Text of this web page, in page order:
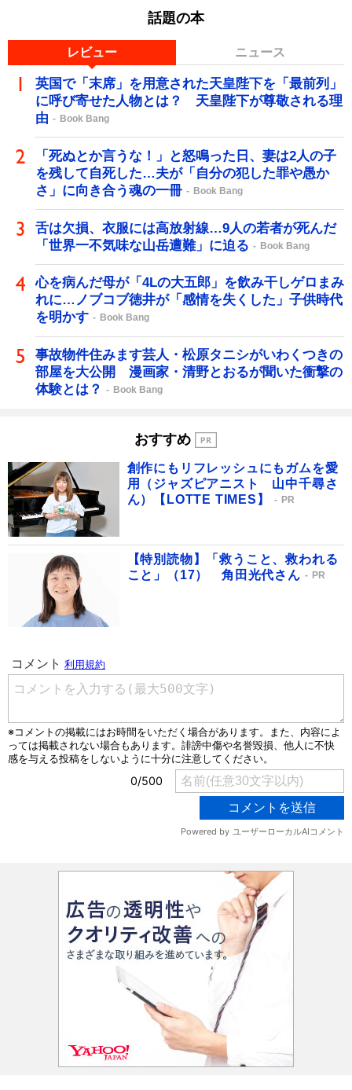
話題の本
レビュー ニュース
英国で「末席」を用意された天皇陛下を「最前列」
に呼び寄せた人物とは？ 天皇陛下が尊敬される理
由
Book Bang
「死ぬとか言うな！」と怒鳴った日、妻は2人の子
を残して自死した…夫が「自分の犯した罪や愚か
さ」に向き合う魂の一冊
Book Bang
舌は欠損、衣服には高放射線…9人の若者が死んだ
「世界一不気味な山岳遭難」に迫る
Book Bang
心を病んだ母が「4Lの大五郎」を飲み干しゲロまみ
れに…ノブコブ徳井が「感情を失くした」子供時代
を明かす
Book Bang
事故物件住みます芸人・松原タニシがいわくつきの
部屋を大公開 漫画家・清野とおるが聞いた衝撃の
体験とは？
Book Bang
おすすめ
創作にもリフレッシュにもガムを愛
用（ジャズピアニスト 山中千尋さ
ん）【LOTTE TIMES】
PR
【特別読物】「救うこと、救われる
こと」（17） 角田光代さん
PR